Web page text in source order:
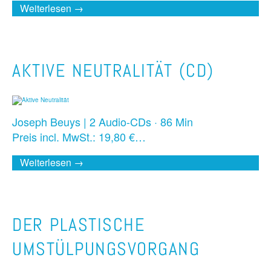
Weiterlesen →
AKTIVE NEUTRALITÄT (CD)
Joseph Beuys | 2 Audio-CDs · 86 Min
Preis incl. MwSt.: 19,80 €…
Weiterlesen →
DER PLASTISCHE
UMSTÜLPUNGSVORGANG